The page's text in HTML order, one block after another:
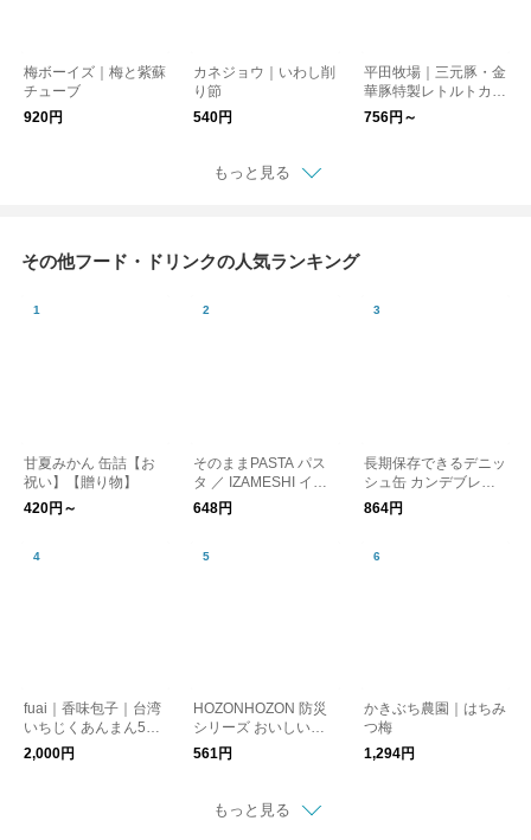
梅ボーイズ｜梅と紫蘇
チューブ
920円
カネジョウ｜いわし削
り節
540円
平田牧場｜三元豚・金
華豚特製レトルトカレ
ー
756円～
もっと見る
その他フード・ドリンクの人気ランキング
甘夏みかん 缶詰【お
祝い】【贈り物】
420円～
そのままPASTA パス
タ ／ IZAMESHI イザ
メシ 防災
648円
長期保存できるデニッ
シュ缶 カンデブレッ
ド 防災 CANNED BR
EAD
864円
fuai｜香味包子｜台湾
いちじくあんまん5個
入り【冷凍クール便】
2,000円
HOZONHOZON 防災
シリーズ おいしいご
はん 長期保存対応食
561円
かきぶち農園｜はちみ
つ梅
1,294円
もっと見る